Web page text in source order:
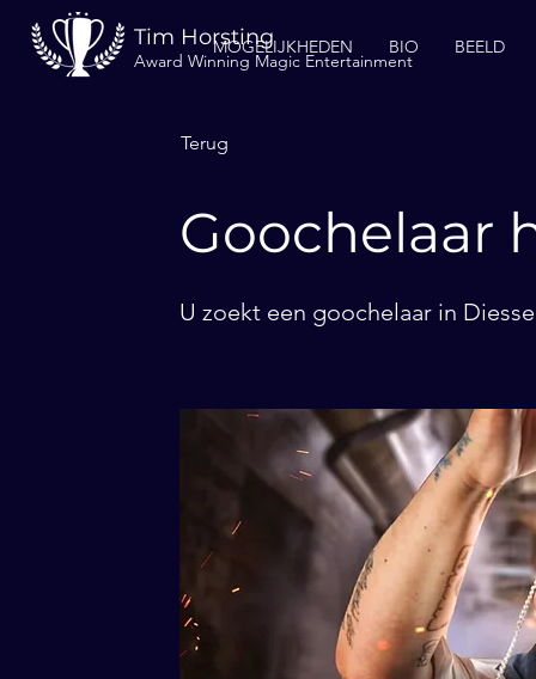
Tim Horsting
Award Winning Magic Entertainment
MOGELIJKHEDEN BIO BEELD
Terug
Goochelaar
U zoekt een goochelaar in